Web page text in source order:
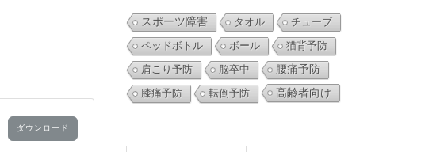
ダウンロード
スポーツ障害 タオル
チューブ
ペッドボトル
ボール
猫背予防
肩こり予防
脳卒中
腰痛予防
膝痛予防
転倒予防 高齢者向け